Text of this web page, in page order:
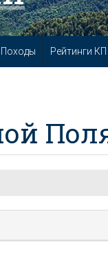
Походы Рейтинги КП